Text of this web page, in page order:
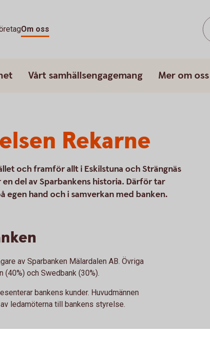
Om oss
Vårt samhällsengagemang Mer om oss
Rekarne
och framför allt i Eskilstuna och Strängnäs
del av Sparbankens historia. Därför tar
egen hand och i samverkan med banken.
av Sparbanken Mälardalen AB. Övriga
och Swedbank (30%).
bankens kunder. Huvudmännen
ledamöterna till bankens styrelse.